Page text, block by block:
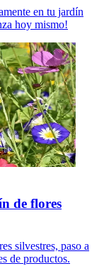
en tu jardín
hoy mismo!
de flores
silvestres, paso a
de productos.